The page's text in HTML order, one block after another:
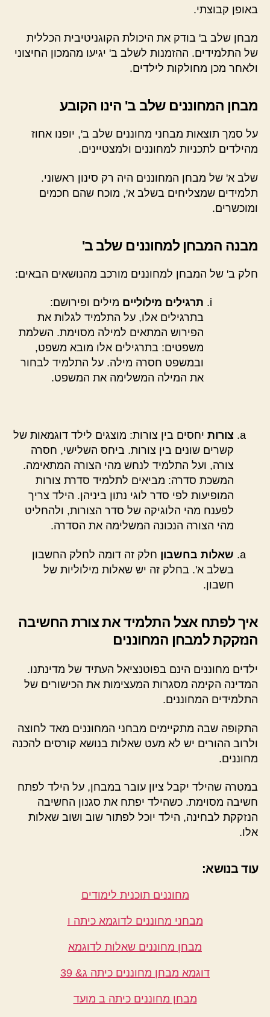
באופן קבוצתי.
מבחן שלב ב' בודק את היכולת הקוגניטיבית הכללית
של התלמידים. ההזמנות לשלב ב' יגיעו מהמכון החיצוני
ולאחר מכן מחולקות לילדים.
מבחן המחוננים שלב ב' הינו הקובע
על סמך תוצאות מבחני מחוננים שלב ב', יופנו אחוז
מהילדים לתכניות למחוננים ולמצטיינים.
שלב א' של מבחן המחוננים היה רק סינון ראשוני.
תלמידים שמצליחים בשלב א', מוכח שהם חכמים
ומוכשרים.
מבנה המבחן למחוננים שלב ב'
חלק ב' של המבחן למחוננים מורכב מהנושאים הבאים:
תרגילים מילוליים מילים ופירושם:
בתרגילים אלו, על התלמיד לגלות את
הפירוש המתאים למילה מסוימת. השלמת
משפטים: בתרגילים אלו מובא משפט,
ובמשפט חסרה מילה. על התלמיד לבחור
את המילה המשלימה את המשפט.
צורות יחסים בין צורות: מוצגים לילד דוגמאות של
קשרים שונים בין צורות. ביחס השלישי, חסרה
צורה, ועל התלמיד לנחש מהי הצורה המתאימה.
המשכת סדרה: מביאים לתלמיד סדרת צורות
המופיעות לפי סדר לוגי נתון ביניהן. הילד צריך
לפענח מהי הלוגיקה של סדר הצורות, ולהחליט
מהי הצורה הנכונה המשלימה את הסדרה.
שאלות בחשבון חלק זה דומה לחלק החשבון
בשלב א'. בחלק זה יש שאלות מילוליות של
חשבון.
איך לפתח אצל התלמיד את צורת החשיבה
הנזקקת למבחן המחוננים
ילדים מחוננים הינם בפוטנציאל העתיד של מדינתנו.
המדינה הקימה מסגרות המעצימות את הכישורים של
התלמידים המחוננים.
התקופה שבה מתקיימים מבחני המחוננים מאד לחוצה
ולרוב ההורים יש לא מעט שאלות בנושא קורסים להכנה
מחוננים.
במטרה שהילד יקבל ציון עובר במבחן, על הילד לפתח
חשיבה מסוימת. כשהילד יפתח את סגנון החשיבה
הנזקקת לבחינה, הילד יוכל לפתור שוב ושוב שאלות
אלו.
עוד בנושא:
מחוננים תוכנית לימודים
מבחני מחוננים לדוגמא כיתה ו
מבחן מחוננים שאלות לדוגמא
דוגמא מבחן מחוננים כיתה ג& 39
מבחן מחוננים כיתה ב מועד